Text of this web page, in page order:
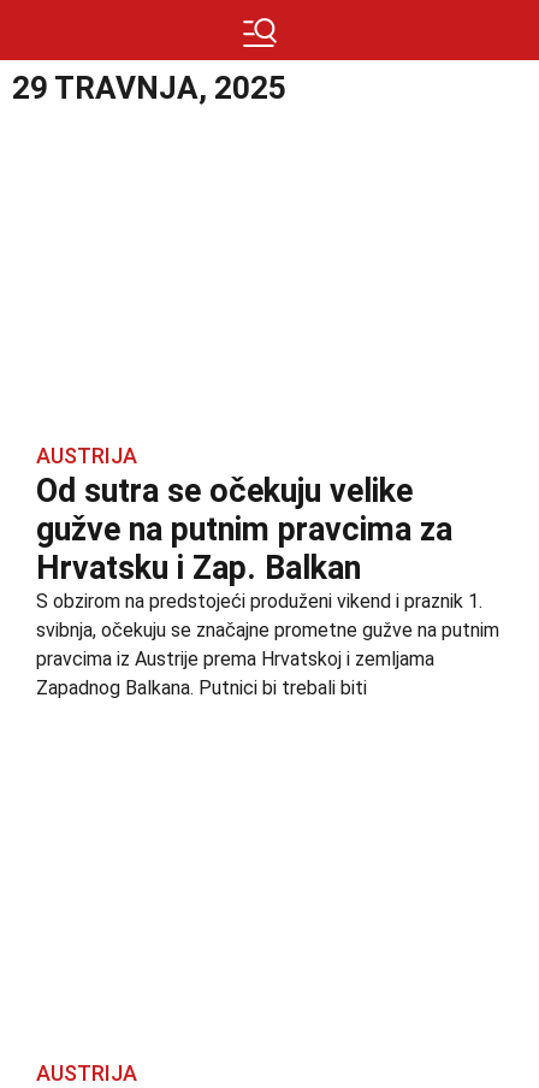
29 TRAVNJA, 2025
AUSTRIJA
Od sutra se očekuju velike
gužve na putnim pravcima za
Hrvatsku i Zap. Balkan
S obzirom na predstojeći produženi vikend i praznik 1.
svibnja, očekuju se značajne prometne gužve na putnim
pravcima iz Austrije prema Hrvatskoj i zemljama
Zapadnog Balkana. Putnici bi trebali biti
AUSTRIJA